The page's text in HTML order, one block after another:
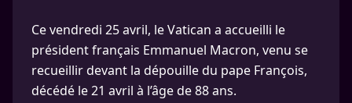
Ce vendredi 25 avril, le Vatican a accueilli le
président français Emmanuel Macron, venu se
recueillir devant la dépouille du pape François,
décédé le 21 avril à l’âge de 88 ans.